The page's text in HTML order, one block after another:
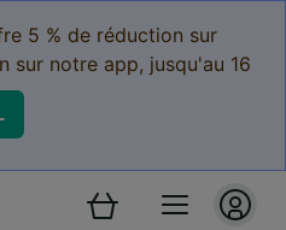
5 % de réduction sur
sur notre app, jusqu'au 16